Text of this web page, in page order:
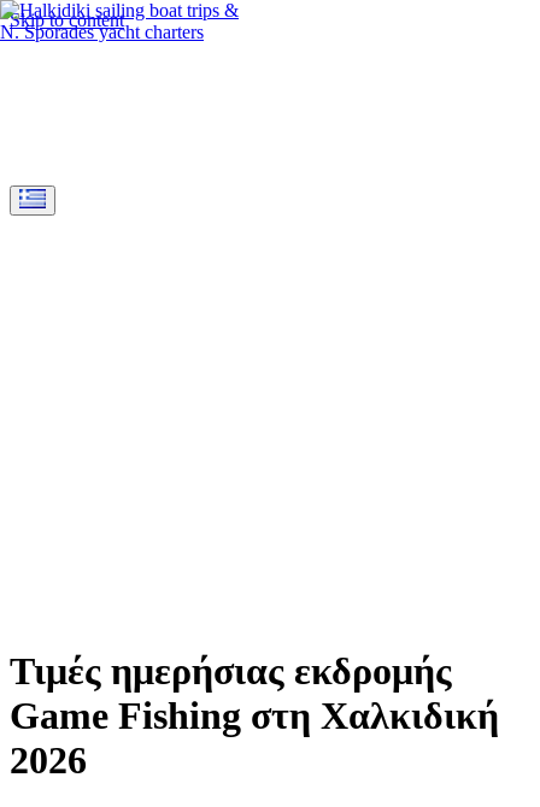
Skip to content
Τιμές ημερήσιας εκδρομής
Game Fishing στη Χαλκιδική
2026